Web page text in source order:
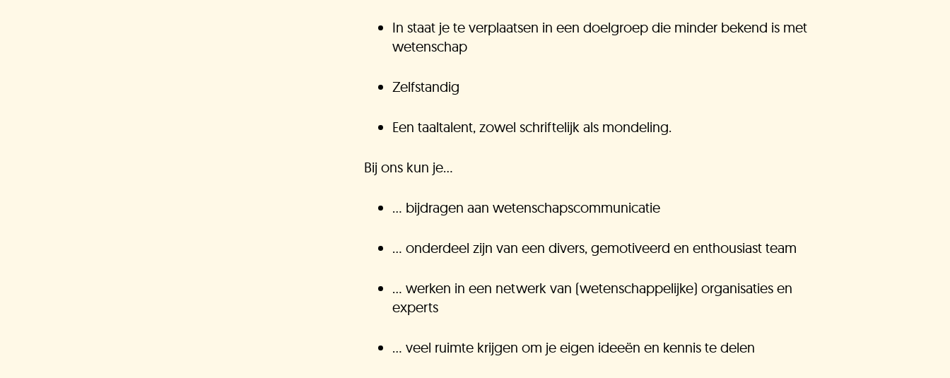
In staat je te verplaatsen in een doelgroep die minder bekend is met
wetenschap
Zelfstandig
Een taaltalent, zowel schriftelijk als mondeling.
Bij ons kun je…
… bijdragen aan wetenschapscommunicatie
... onderdeel zijn van een divers, gemotiveerd en enthousiast team
... werken in een netwerk van (wetenschappelijke) organisaties en
experts
... veel ruimte krijgen om je eigen ideeën en kennis te delen
Heb je het antwoord dat je zocht